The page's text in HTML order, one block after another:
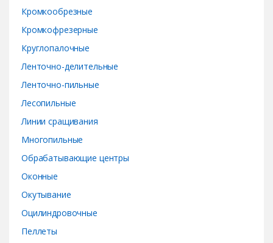
Кромкообрезные
Кромкофрезерные
Круглопалочные
Ленточно-делительные
Ленточно-пильные
Лесопильные
Линии сращивания
Многопильные
Обрабатывающие центры
Оконные
Окутывание
Оцилиндровочные
Пеллеты